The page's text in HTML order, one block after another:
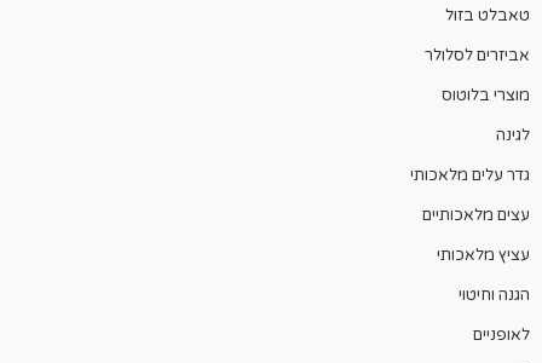
טאבלט בזול
אביזרים לסלולר
מוצרי בלוטוס
לגינה
גדר עלים מלאכותי
עצים מלאכותיים
עציץ מלאכותי
הגנה וחיטוי
לאופניים